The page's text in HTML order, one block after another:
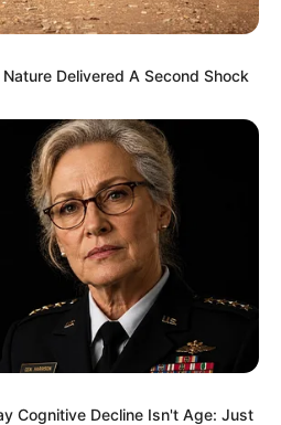
Bahan
Cara
Delivered A Second Shock
Cognitive Decline Isn't Age: Just